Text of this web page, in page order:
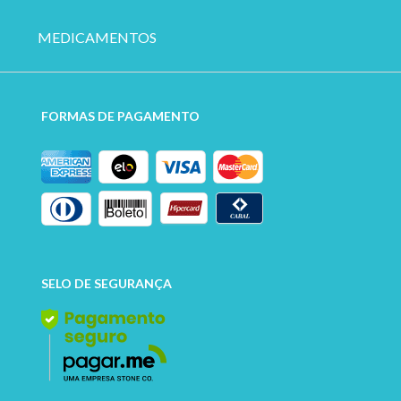
MEDICAMENTOS
FORMAS DE PAGAMENTO
SELO DE SEGURANÇA